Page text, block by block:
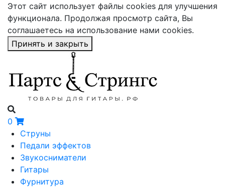
Этот сайт использует файлы cookies для улучшения
функционала. Продолжая просмотр сайта, Вы
соглашаетесь на использование нами cookies.
Принять и закрыть
0
Струны
Педали эффектов
Звукосниматели
Гитары
Фурнитура